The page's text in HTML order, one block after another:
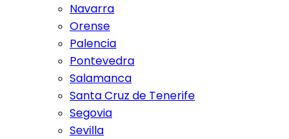
Navarra
Orense
Palencia
Pontevedra
Salamanca
Santa Cruz de Tenerife
Segovia
Sevilla